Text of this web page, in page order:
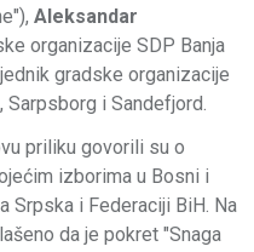
Aleksandar
organizacije SDP Banja
gradske organizacije
Sarpsborg i Sandefjord.
priliku govorili su o
izborima u Bosni i
Srpska i Federaciji BiH. Na
da je pokret "Snaga